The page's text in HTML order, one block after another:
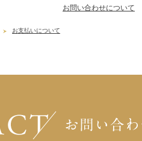
お問い合わせについて
お支払いについて